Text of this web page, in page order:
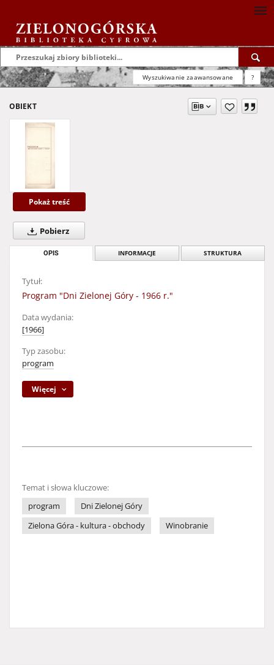
Wyszukiwanie zaawansowane ?
OBIEKT
Pokaż treść
Pobierz
OPIS INFORMACJE STRUKTURA
Tytuł:
Program "Dni Zielonej Góry - 1966 r."
Data wydania:
[1966]
Typ zasobu:
program
Więcej
Temat i słowa kluczowe:
program
Dni Zielonej Góry
Zielona Góra - kultura - obchody
Winobranie